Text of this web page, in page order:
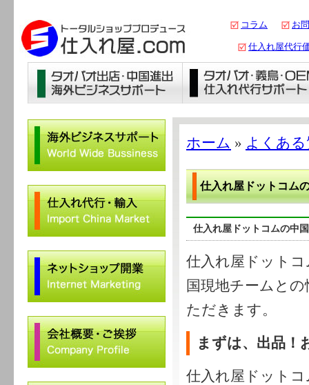
お
コラム
仕入れ屋代行
ホーム » よくあ
仕入れ屋ドットコム
仕入れ屋ドットコムの中
仕入れ屋ドット
国現地チームと
ただきます。
まずは、出品！
仕入れ屋ドット